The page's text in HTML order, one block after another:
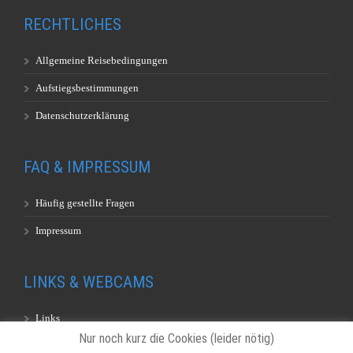
RECHTLICHES
Allgemeine Reisebedingungen
Aufstiegsbestimmungen
Datenschutzerklärung
FAQ & IMPRESSUM
Häufig gestellte Fragen
Impressum
LINKS & WEBCAMS
Links
Nur noch kurz die Cookies (leider nötig)